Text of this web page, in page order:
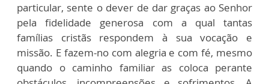
particular, sente o dever de dar graças ao Senhor
pela fidelidade generosa com a qual tantas
famílias cristãs respondem à sua vocação e
missão. E fazem-no com alegria e com fé, mesmo
quando o caminho familiar as coloca perante